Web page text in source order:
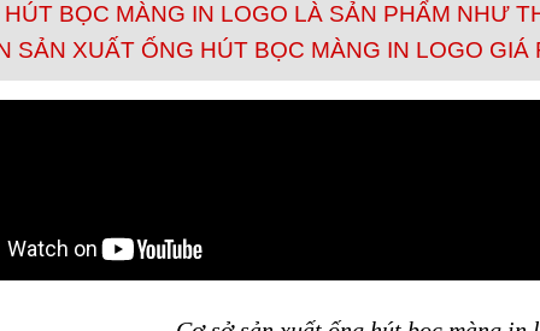
BỌC MÀNG IN LOGO LÀ SẢN PHẨM NHƯ
SẢN XUẤT ỐNG HÚT BỌC MÀNG IN LOGO GIÁ